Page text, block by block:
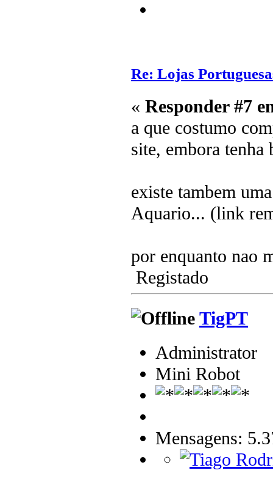
Re: Lojas
« Responder #7
a que costumo
site, embora tenha
existe tambem
Aquario... (link
por enquanto nao
Registado
TigPT
Administrator
Mini Robot
Mensagens: